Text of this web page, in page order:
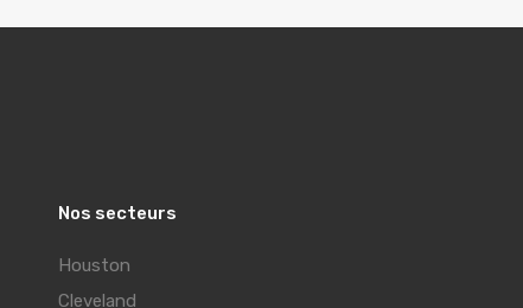
Nos secteurs
Houston
Cleveland